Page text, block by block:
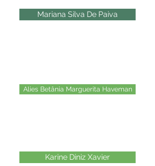
Mariana Silva De Paiva
Alies Betânia Marguerita Haveman
Karine Diniz Xavier